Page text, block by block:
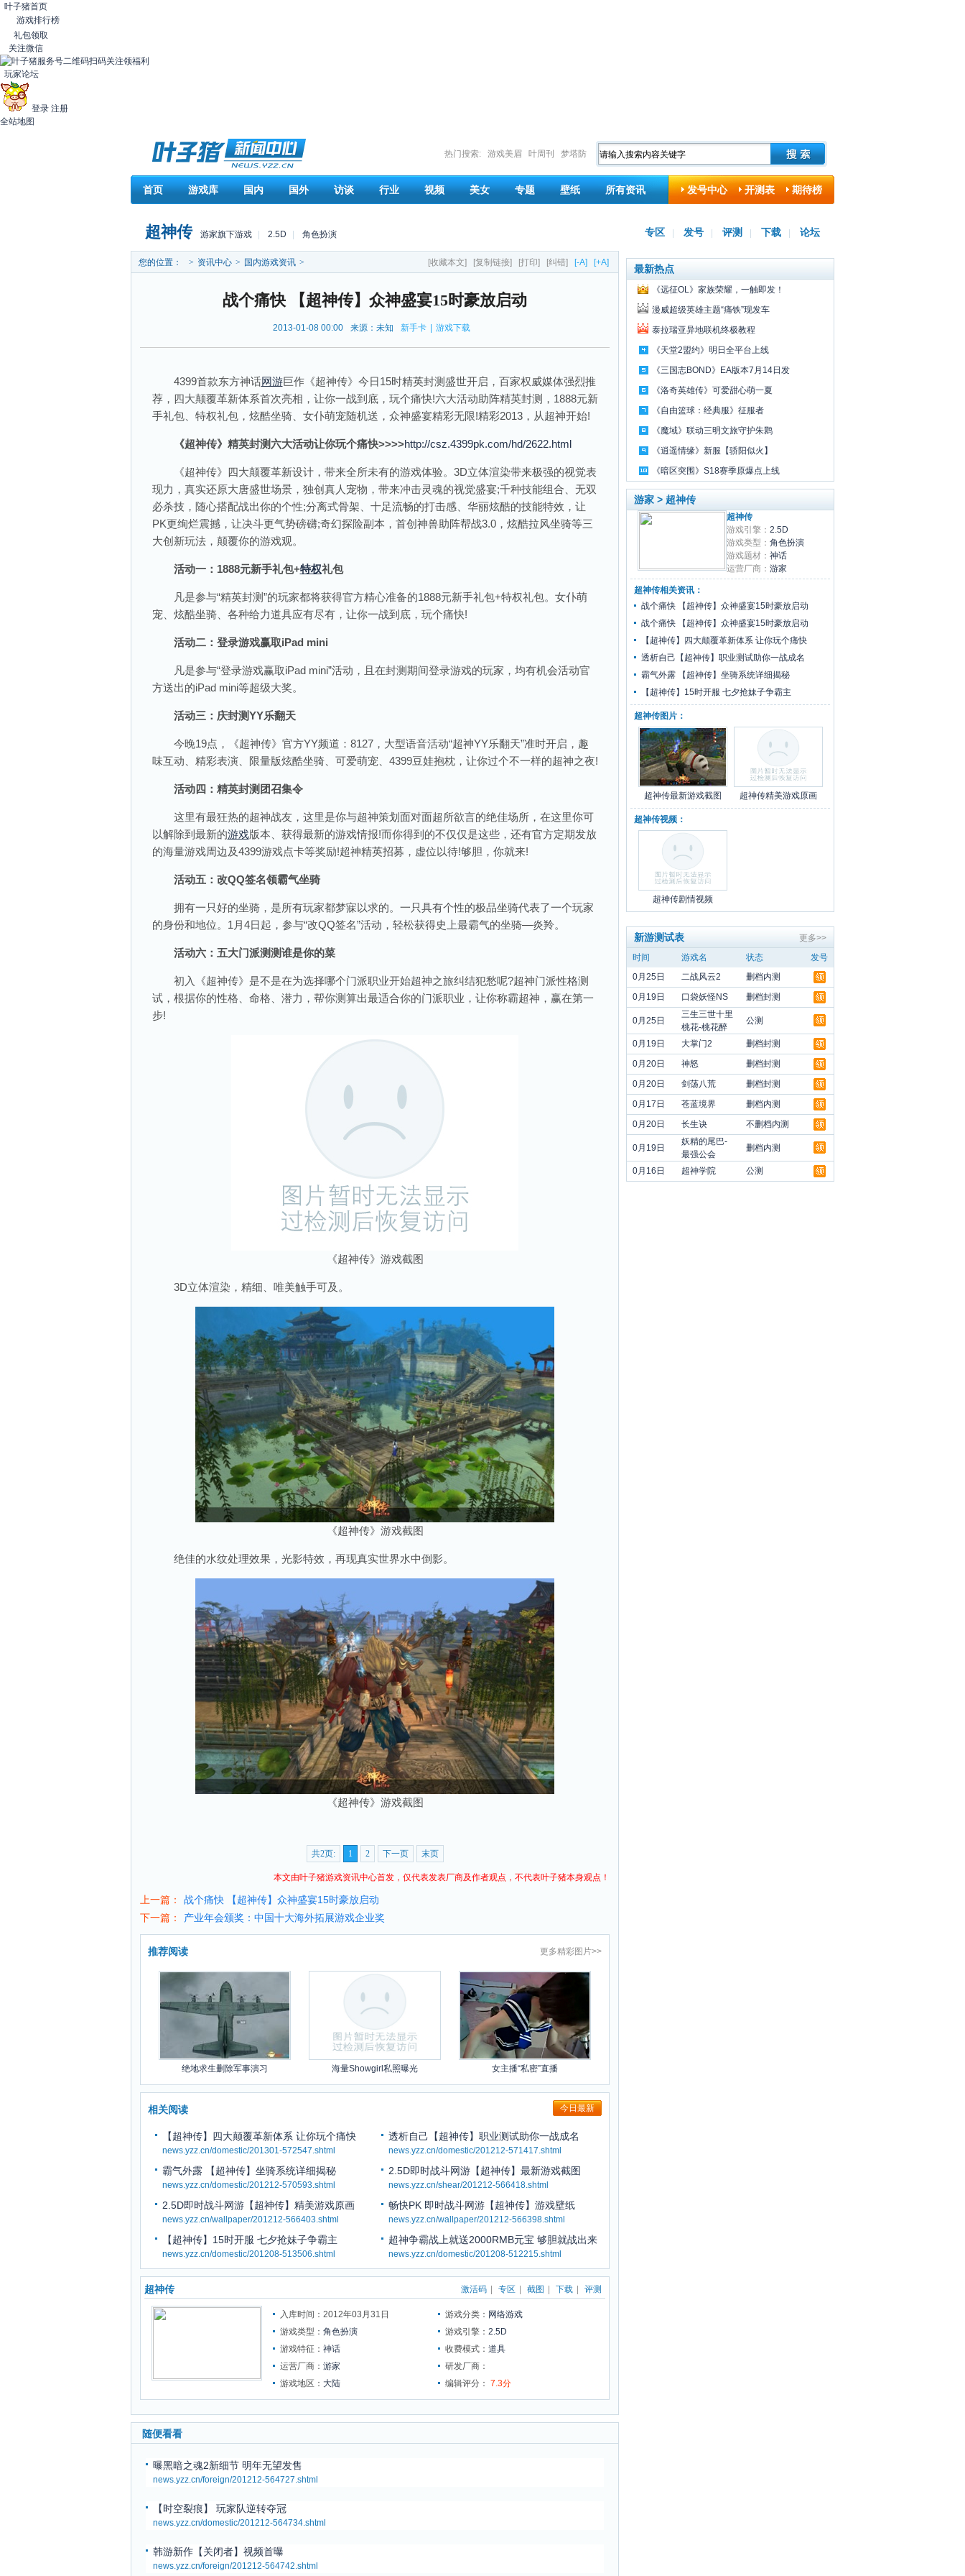
叶子猪首页
游戏排行榜
礼包领取
关注微信
扫码关注领福利
玩家论坛
登录 注册
全站地图
热门搜索: 游戏美眉 叶周刊 梦塔防
首页 游戏库 国内 国外 访谈 行业 视频 美女 专题 壁纸 所有资讯 发号中心 开测表 期待榜
超神传 游家旗下游戏 2.5D 角色扮演 专区 发号 评测 下载 论坛
您的位置： > 资讯中心 > 国内游戏资讯 > [收藏本文] [复制链接] [打印] [纠错] [-A] [+A]
战个痛快 【超神传】众神盛宴15时豪放启动
2013-01-08 00:00 来源：未知 新手卡 游戏下载
4399首款东方神话网游巨作《超神传》今日15时精英封测盛世开启，百家权威媒体强烈推
荐，四大颠覆革新体系首次亮相，让你一战到底，玩个痛快!六大活动助阵精英封测，1888元新
手礼包、特权礼包，炫酷坐骑、女仆萌宠随机送，众神盛宴精彩无限!精彩2013，从超神开始!
《超神传》精英封测六大活动让你玩个痛快>>>>http://csz.4399pk.com/hd/2622.html
《超神传》四大颠覆革新设计，带来全所未有的游戏体验。3D立体渲染带来极强的视觉表
现力，真实还原大唐盛世场景，独创真人宠物，带来冲击灵魂的视觉盛宴;千种技能组合、无双
必杀技，随心搭配战出你的个性;分离式骨架、十足流畅的打击感、华丽炫酷的技能特效，让
PK更绚烂震撼，让决斗更气势磅礴;奇幻探险副本，首创神兽助阵帮战3.0，炫酷拉风坐骑等三
大创新玩法，颠覆你的游戏观。
活动一：1888元新手礼包+特权礼包
凡是参与“精英封测”的玩家都将获得官方精心准备的1888元新手礼包+特权礼包。女仆萌
宠、炫酷坐骑、各种给力道具应有尽有，让你一战到底，玩个痛快!
活动二：登录游戏赢取iPad mini
凡是参与“登录游戏赢取iPad mini”活动，且在封测期间登录游戏的玩家，均有机会活动官
方送出的iPad mini等超级大奖。
活动三：庆封测YY乐翻天
今晚19点，《超神传》官方YY频道：8127，大型语音活动“超神YY乐翻天”准时开启，趣
味互动、精彩表演、限量版炫酷坐骑、可爱萌宠、4399豆娃抱枕，让你过个不一样的超神之夜!
活动四：精英封测团召集令
这里有最狂热的超神战友，这里是你与超神策划面对面超所欲言的绝佳场所，在这里你可
以解除到最新的游戏版本、获得最新的游戏情报!而你得到的不仅仅是这些，还有官方定期发放
的海量游戏周边及4399游戏点卡等奖励!超神精英招募，虚位以待!够胆，你就来!
活动五：改QQ签名领霸气坐骑
拥有一只好的坐骑，是所有玩家都梦寐以求的。一只具有个性的极品坐骑代表了一个玩家
的身份和地位。1月4日起，参与“改QQ签名”活动，轻松获得史上最霸气的坐骑—炎羚。
活动六：五大门派测测谁是你的菜
初入《超神传》是不是在为选择哪个门派职业开始超神之旅纠结犯愁呢?超神门派性格测
试，根据你的性格、命格、潜力，帮你测算出最适合你的门派职业，让你称霸超神，赢在第一
步!
《超神传》游戏截图
3D立体渲染，精细、唯美触手可及。
《超神传》游戏截图
绝佳的水纹处理效果，光影特效，再现真实世界水中倒影。
《超神传》游戏截图
共2页: 1 2 下一页 末页
本文由叶子猪游戏资讯中心首发，仅代表发表厂商及作者观点，不代表叶子猪本身观点！
上一篇：
战个痛快 【超神传】众神盛宴15时豪放启动
下一篇：
产业年会颁奖：中国十大海外拓展游戏企业奖
推荐阅读 更多精彩图片>>
绝地求生删除军事演习 海量Showgirl私照曝光 女主播“私密”直播
相关阅读 今日最新
【超神传】四大颠覆革新体系 让你玩个痛快
news.yzz.cn/domestic/201301-572547.shtml
透析自己【超神传】职业测试助你一战成名
news.yzz.cn/domestic/201212-571417.shtml
霸气外露 【超神传】坐骑系统详细揭秘
news.yzz.cn/domestic/201212-570593.shtml
2.5D即时战斗网游【超神传】最新游戏截图
news.yzz.cn/shear/201212-566418.shtml
2.5D即时战斗网游【超神传】精美游戏原画
news.yzz.cn/wallpaper/201212-566403.shtml
畅快PK 即时战斗网游【超神传】游戏壁纸
news.yzz.cn/wallpaper/201212-566398.shtml
【超神传】15时开服 七夕抢妹子争霸主
news.yzz.cn/domestic/201208-513506.shtml
超神争霸战上就送2000RMB元宝 够胆就战出来
news.yzz.cn/domestic/201208-512215.shtml
超神传 激活码 专区 截图 下载 评测
入库时间：2012年03月31日 游戏分类： 网络游戏
游戏类型： 角色扮演 游戏引擎： 2.5D
游戏特征： 神话 收费模式： 道具
运营厂商： 游家
研发厂商：
游戏地区： 大陆 编辑评分： 7.3分
随便看看
曝黑暗之魂2新细节 明年无望发售
news.yzz.cn/foreign/201212-564727.shtml
【时空裂痕】 玩家队逆转夺冠
news.yzz.cn/domestic/201212-564734.shtml
韩游新作【关闭者】视频首曝
news.yzz.cn/foreign/201212-564742.shtml
最新热点
《远征OL》家族荣耀，一触即发！
漫威超级英雄主题“痛铁”现发车
泰拉瑞亚异地联机终极教程
《天堂2盟约》明日全平台上线
《三国志BOND》EA版本7月14日发
《洛奇英雄传》可爱甜心萌一夏
《自由篮球：经典服》征服者
《魔域》联动三明文旅守护朱鹮
《逍遥情缘》新服【骄阳似火】
《暗区突围》S18赛季原爆点上线
游家 > 超神传
超神传
游戏引擎： 2.5D
游戏类型： 角色扮演
游戏题材： 神话
运营厂商： 游家
超神传相关资讯：
战个痛快 【超神传】众神盛宴15时豪放启动
战个痛快 【超神传】众神盛宴15时豪放启动
【超神传】四大颠覆革新体系 让你玩个痛快
透析自己【超神传】职业测试助你一战成名
霸气外露 【超神传】坐骑系统详细揭秘
【超神传】15时开服 七夕抢妹子争霸主
超神传图片：
超神传最新游戏截图 超神传精美游戏原画
超神传视频：
超神传剧情视频
新游测试表
更多>>
时间
游戏名 状态
发号
0月25日
二战风云2 删档内测
0月19日 口袋妖怪NS 删档封测
0月25日
三生三世十里
桃花-桃花醉
公测
0月19日 大掌门2 删档封测
0月20日 神怒 删档封测
0月20日 剑荡八荒 删档封测
0月17日 苍蓝境界 删档内测
0月20日 长生诀 不删档内测
0月19日
妖精的尾巴-
最强公会
删档内测
0月16日 超神学院 公测